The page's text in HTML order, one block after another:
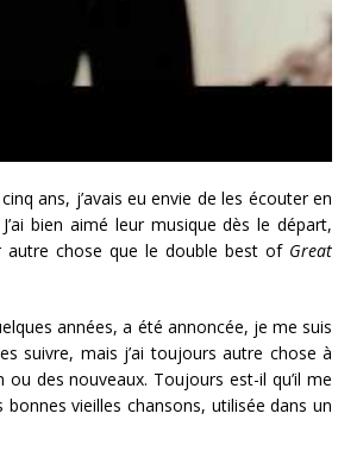
ans, j’avais eu envie de les écouter en
bien aimé leur musique dès le départ,
autre chose que le double best of Great
années, a été annoncée, je me suis
suivre, mais j’ai toujours autre chose à
des nouveaux. Toujours est-il qu’il me
vieilles chansons, utilisée dans un